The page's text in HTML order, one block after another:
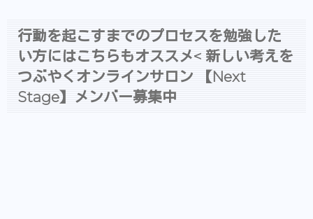
行動を起こすまでのプロセスを勉強した
い方にはこちらもオススメ< 新しい考えを
つぶやくオンラインサロン 【Next
Stage】メンバー募集中